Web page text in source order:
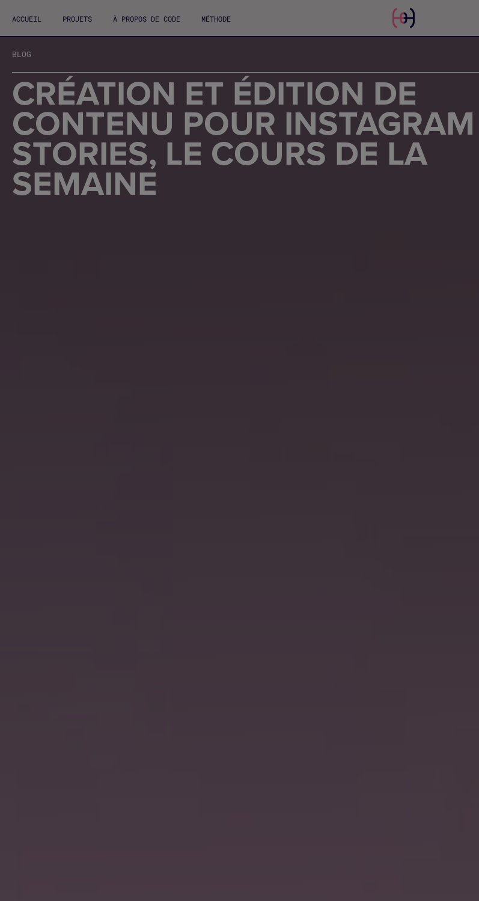
ACCUEIL PROJETS À PROPOS DE CODE MÉTHODE
BLOG
CRÉATION ET ÉDITION DE
CONTENU POUR INSTAGRAM
STORIES, LE COURS DE LA
SEMAINE